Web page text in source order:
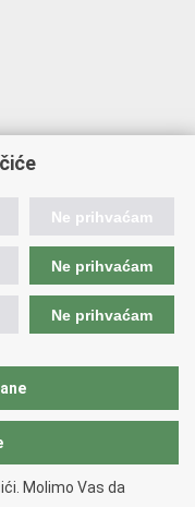
izvan Republike
Ne prihvaćam
Ne prihvaćam
Ne prihvaćam
Molimo Vas da